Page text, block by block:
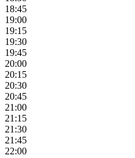
18:45
19:00
19:15
19:30
19:45
20:00
20:15
20:30
20:45
21:00
21:15
21:30
21:45
22:00